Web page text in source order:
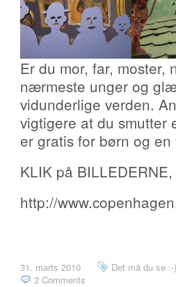
Er du mor, far,
nærmeste unger og
vidunderlige verden.
vigtigere at du smutter
er gratis for børn og
KLIK på
http://
31. marts 2010 Det må du se :-)
2 Comments